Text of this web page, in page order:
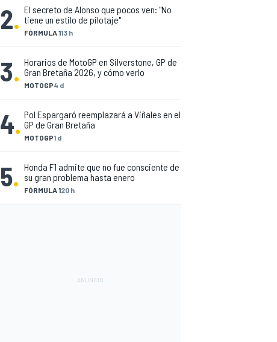
2. FÓRMULA 113 h
El secreto de Alonso que pocos ven: "No
tiene un estilo de pilotaje"
3. MOTOGP4 d
Horarios de MotoGP en Silverstone, GP de
Gran Bretaña 2026, y cómo verlo
4. MOTOGP1 d
Pol Espargaró reemplazará a Viñales en el
GP de Gran Bretaña
5. FÓRMULA 120 h
Honda F1 admite que no fue consciente de
su gran problema hasta enero